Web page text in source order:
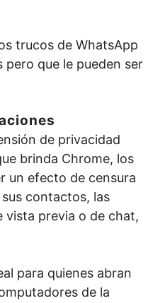
trucos de WhatsApp
pero que le pueden ser
de privacidad
brinda Chrome, los
un efecto de censura
contactos, las
vista previa o de chat,
para quienes abran
de la